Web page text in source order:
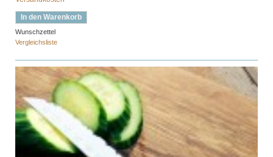
In den Warenkorb
Wunschzettel
Vergleichsliste